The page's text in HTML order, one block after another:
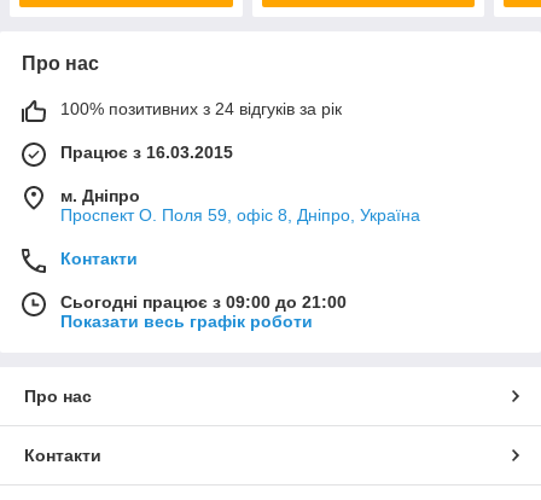
Про нас
100% позитивних з 24 відгуків за рік
Працює з 16.03.2015
м. Дніпро
Проспект О. Поля 59, офіс 8, Дніпро, Україна
Контакти
Сьогодні працює з 09:00 до 21:00
Показати весь графік роботи
Про нас
Контакти